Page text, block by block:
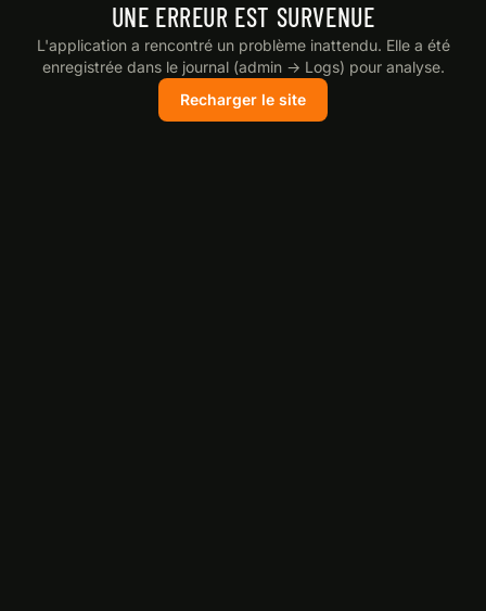
UNE ERREUR EST SURVENUE
L'application a rencontré un problème inattendu. Elle a été
enregistrée dans le journal (admin → Logs) pour analyse.
Recharger le site